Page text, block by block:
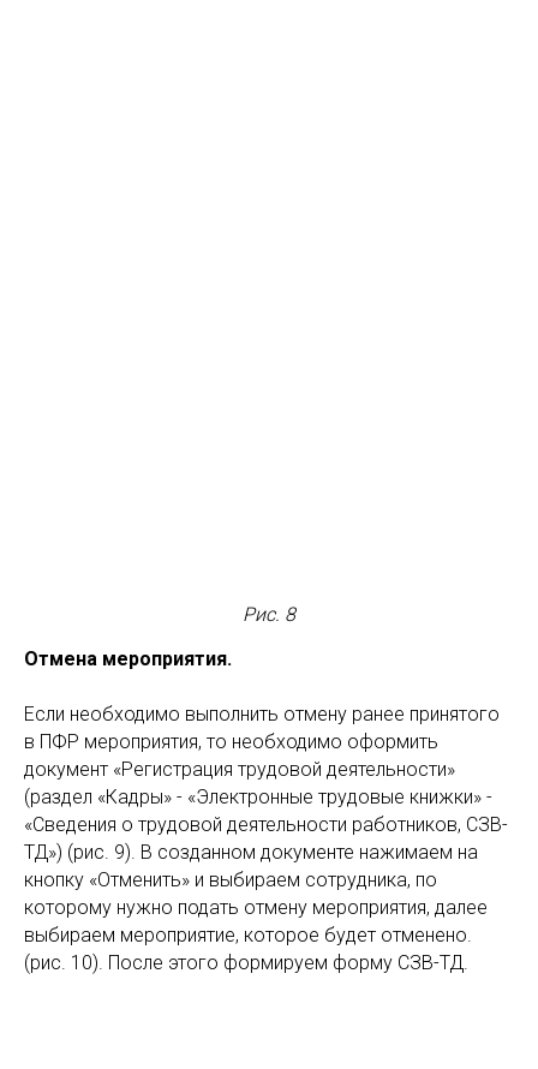
Рис. 8
Отмена мероприятия.
Если необходимо выполнить отмену ранее принятого
в ПФР мероприятия, то необходимо оформить
документ «Регистрация трудовой деятельности»
(раздел «Кадры» - «Электронные трудовые книжки» -
«Сведения о трудовой деятельности работников, СЗВ-
ТД») (рис. 9). В созданном документе нажимаем на
кнопку «Отменить» и выбираем сотрудника, по
которому нужно подать отмену мероприятия, далее
выбираем мероприятие, которое будет отменено.
(рис. 10). После этого формируем форму СЗВ-ТД.